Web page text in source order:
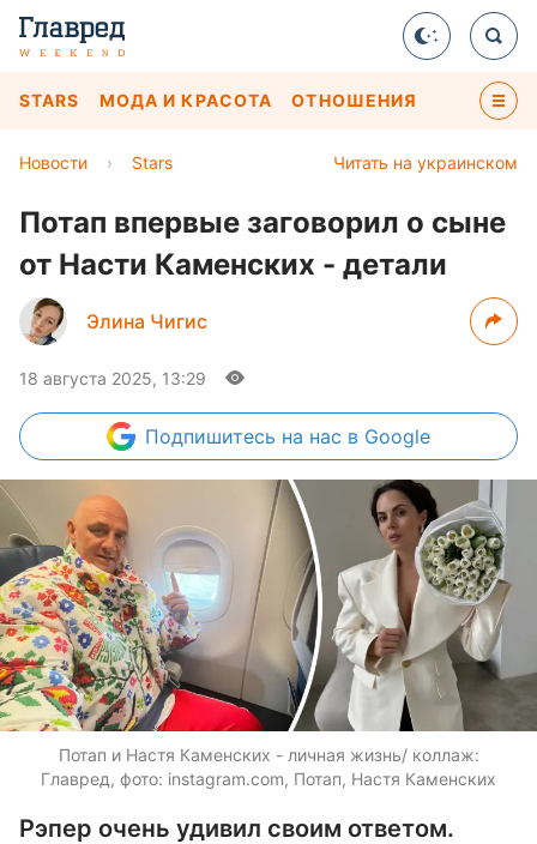
STARS МОДА И КРАСОТА ОТНОШЕНИЯ
Читать на украинском
Новости › Stars
Потап впервые заговорил о сыне
от Насти Каменских - детали
Элина Чигис
18 августа 2025, 13:29
Подпишитесь на нас в Google
Потап и Настя Каменских - личная жизнь/ коллаж:
Главред, фото: instagram.com, Потап, Настя Каменских
Рэпер очень удивил своим ответом.